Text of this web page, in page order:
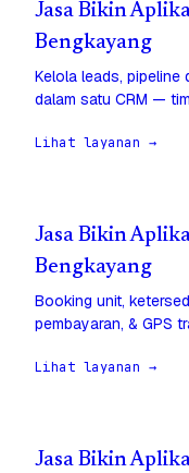
Jasa Bikin
Bengkayang
Kelola leads,
dalam satu CRM —
Lihat layanan →
Jasa Bikin
Bengkayang
Booking unit,
pembayaran, & GPS
Lihat layanan →
Jasa Bikin